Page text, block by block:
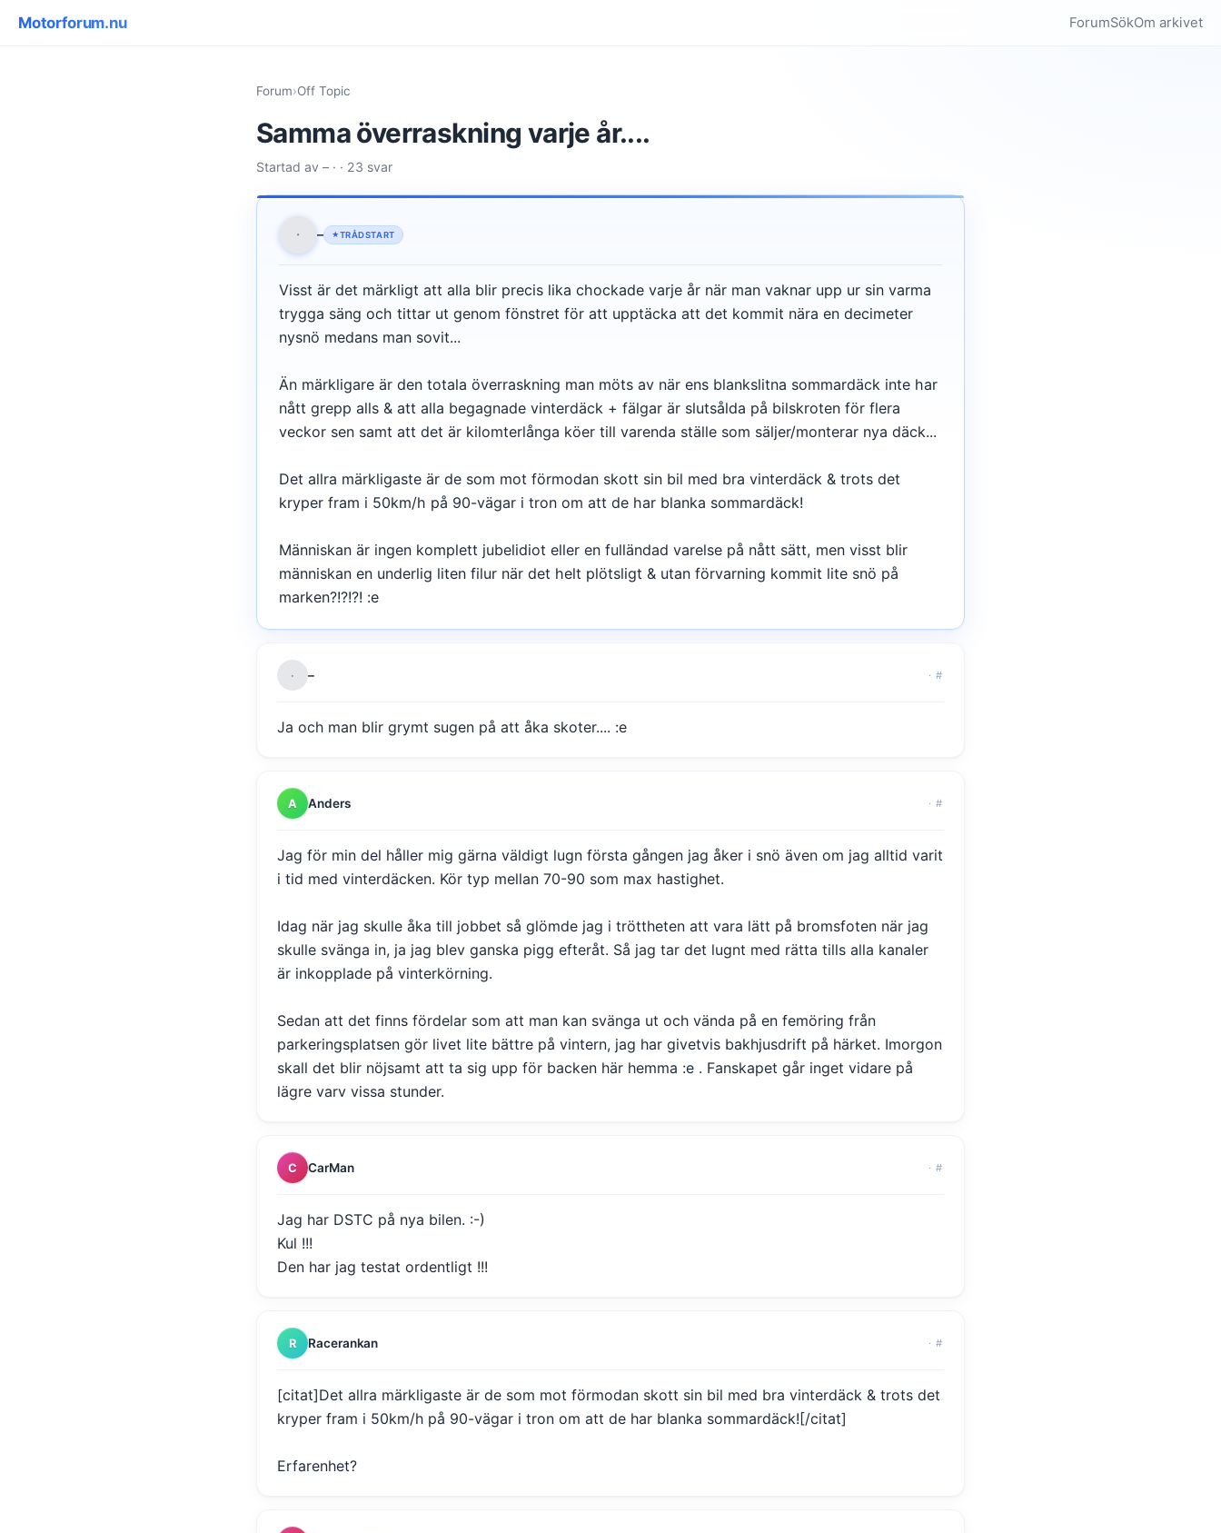
Motorforum.nu ForumSökOm arkivet
Forum›Off Topic
Samma överraskning varje år....
Startad av – · · 23 svar
· – TRÅDSTART
Visst är det märkligt att alla blir precis lika chockade varje år när man vaknar upp ur sin varma
trygga säng och tittar ut genom fönstret för att upptäcka att det kommit nära en decimeter
nysnö medans man sovit...
Än märkligare är den totala överraskning man möts av när ens blankslitna sommardäck inte har
nått grepp alls & att alla begagnade vinterdäck + fälgar är slutsålda på bilskroten för flera
veckor sen samt att det är kilomterlånga köer till varenda ställe som säljer/monterar nya däck...
Det allra märkligaste är de som mot förmodan skott sin bil med bra vinterdäck & trots det
kryper fram i 50km/h på 90-vägar i tron om att de har blanka sommardäck!
Människan är ingen komplett jubelidiot eller en fulländad varelse på nått sätt, men visst blir
människan en underlig liten filur när det helt plötsligt & utan förvarning kommit lite snö på
marken?!?!?! :e
· – · #
Ja och man blir grymt sugen på att åka skoter.... :e
A Anders · #
Jag för min del håller mig gärna väldigt lugn första gången jag åker i snö även om jag alltid varit
i tid med vinterdäcken. Kör typ mellan 70-90 som max hastighet.
Idag när jag skulle åka till jobbet så glömde jag i tröttheten att vara lätt på bromsfoten när jag
skulle svänga in, ja jag blev ganska pigg efteråt. Så jag tar det lugnt med rätta tills alla kanaler
är inkopplade på vinterkörning.
Sedan att det finns fördelar som att man kan svänga ut och vända på en femöring från
parkeringsplatsen gör livet lite bättre på vintern, jag har givetvis bakhjusdrift på härket. Imorgon
skall det blir nöjsamt att ta sig upp för backen här hemma :e . Fanskapet går inget vidare på
lägre varv vissa stunder.
C CarMan · #
Jag har DSTC på nya bilen. :-)
Kul !!!
Den har jag testat ordentligt !!!
R Racerankan · #
[citat]Det allra märkligaste är de som mot förmodan skott sin bil med bra vinterdäck & trots det
kryper fram i 50km/h på 90-vägar i tron om att de har blanka sommardäck![/citat]
Erfarenhet?